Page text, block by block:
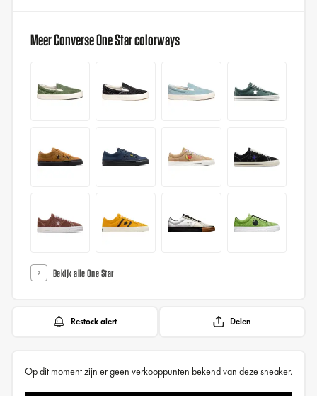
Meer Converse One Star colorways
Bekijk alle One Star
Restock alert Delen
Op dit moment zijn er geen verkooppunten bekend van deze sneaker.